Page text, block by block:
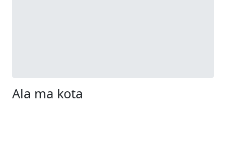
Ala ma kota